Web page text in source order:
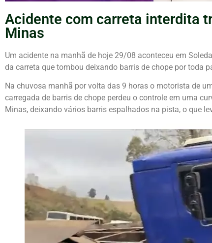
Acidente com carreta interdita
Minas
Um acidente na manhã de hoje 29/08 aconteceu em
da carreta que tombou deixando barris de chope por toda
Na chuvosa manhã por volta das 9 horas o motorista de
carregada de barris de chope perdeu o controle em uma
Minas, deixando vários barris espalhados na pista, o que